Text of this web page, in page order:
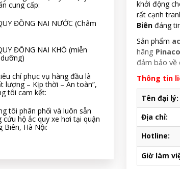
cung cấp:
ĐỒNG NAI NƯỚC (Châm
ĐỒNG NAI KHÔ (miễn
chí phục vụ hàng đầu là
lượng – Kịp thời – An toàn”,
tôi cam kết:
tôi phân phối và luôn sẵn
cứu hộ ắc quy xe hơi tại quận
Biên, Hà Nội:
khởi động
rất cạnh
Biên đáng
Sản phẩm
hãng Pinaco
đảm bảo về
Thông tin
Tên đại lý:
Địa chỉ:
Hotline:
Giờ làm